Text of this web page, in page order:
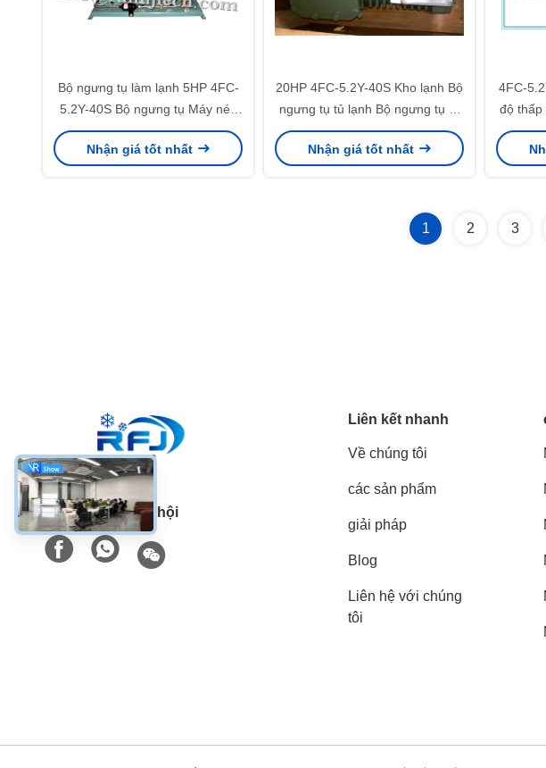
Bộ ngưng tụ làm lạnh 5HP 4FC-
5.2Y-40S Bộ ngưng tụ Máy nén
bán kín
Nhận giá tốt nhất
20HP 4FC-5.2Y-40S Kho lạnh Bộ
ngưng tụ tủ lạnh Bộ ngưng tụ tủ
lạnh
Nhận giá tốt nhất
4FC-
độ thấp
Máy
1 2 3
Truyền thông xã hội
Liên kết nhanh
Về chúng tôi
các sản phẩm
giải pháp
Blog
Liên hệ với chúng
tôi